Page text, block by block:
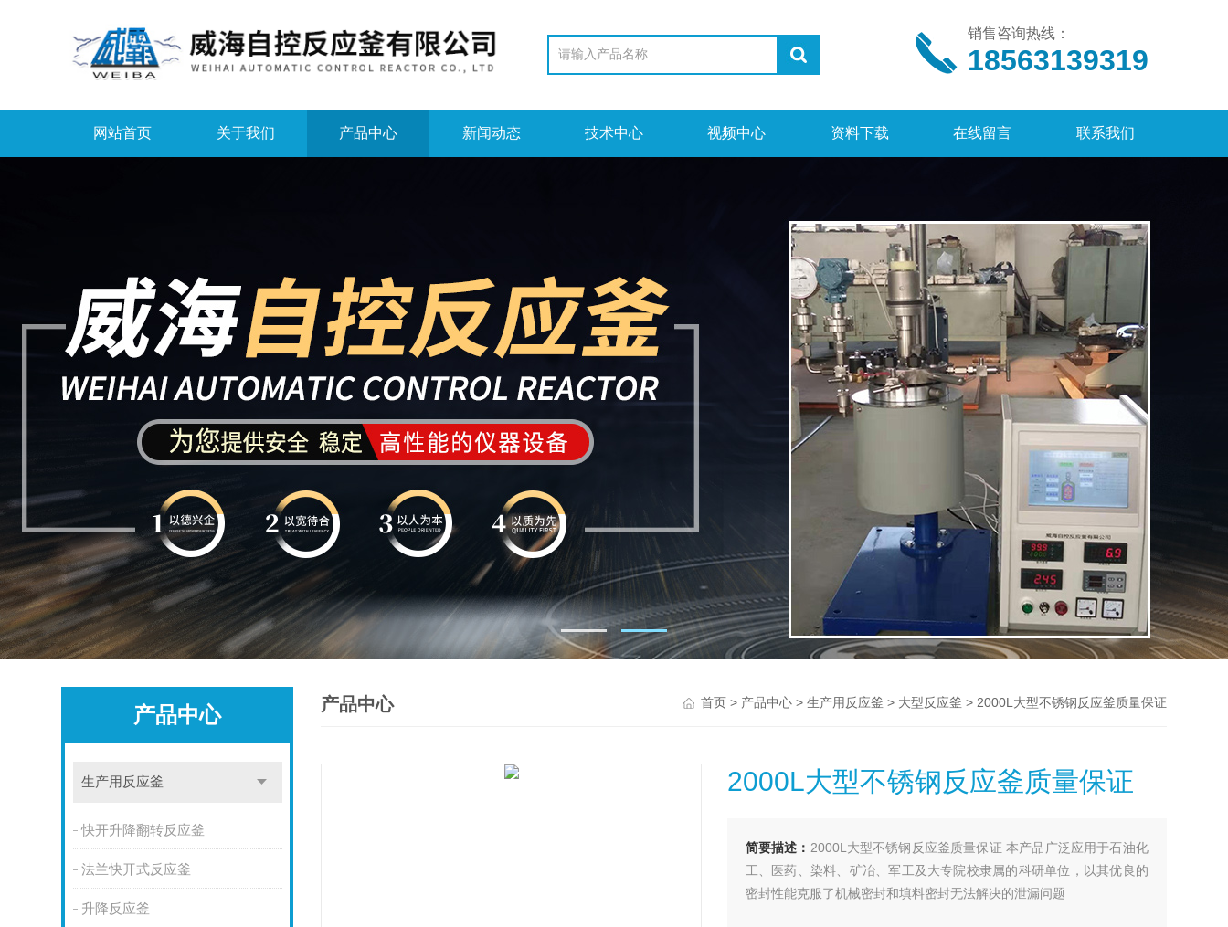
销售咨询热线：
18563139319
网站首页 关于我们 产品中心 新闻动态 技术中心 视频中心 资料下载 在线留言 联系我们
产品中心
生产用反应釜
快开升降翻转反应釜
法兰快开式反应釜
升降反应釜
产品中心 首页> 产品中心> 生产用反应釜 > 大型反应釜 > 2000L大型不锈钢反应釜质量保证
2000L大型不锈钢反应釜质量保证
简要描述： 2000L大型不锈钢反应釜质量保证 本产品广泛应用于石油化
工、医药、染料、矿冶、军工及大专院校隶属的科研单位，以其优良的
密封性能克服了机械密封和填料密封无法解决的泄漏问题